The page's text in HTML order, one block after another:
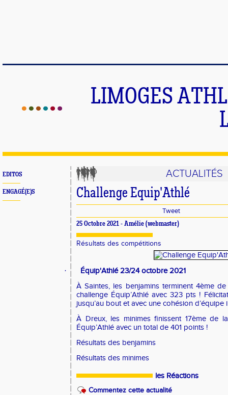
LIMOGES
EDITOS
ENGAGÉ(E)S
ACTUALITÉS
Challenge Equip'Athlé
Tweet
25 Octobre 2021 - Amélie (webmaster)
Résultats des compétitions
·
Équip'Athlé 23/24 octobre 2021
À Saintes, les benjamins terminent 4ème
challenge Équip’Athléavec 323 pts !
jusqu’au bout et avec une cohésion d’équipe
À Dreux, les minimes finissent 17ème de
Équip’Athlé avec un total de 401 points !
Résultats des benjamins
Résultats des minimes
les Réactions
Commentez cette actualité